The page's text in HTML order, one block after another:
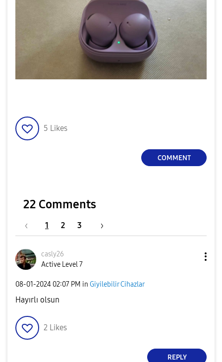
5 Likes
COMMENT
22 Comments
1 2 3
casly26
Active Level 7
‎08-01-2024 02:07 PM in Giyilebilir Cihazlar
Hayırlı olsun
2 Likes
REPLY